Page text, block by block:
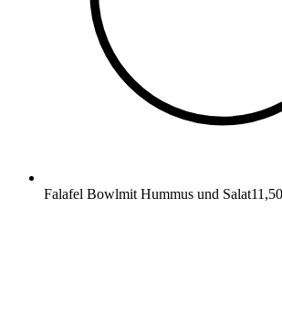
Falafel Bowlmit Hummus und Salat